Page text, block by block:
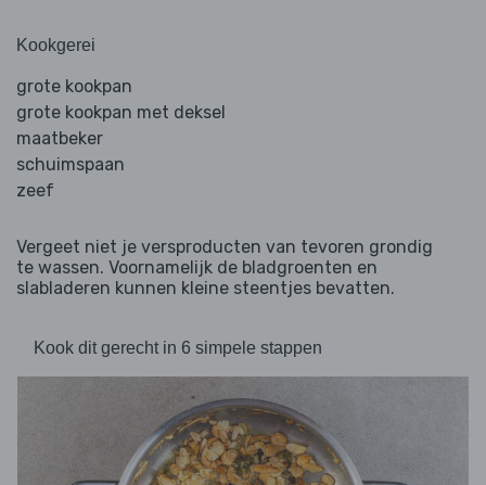
Kookgerei
grote kookpan
grote kookpan met deksel
maatbeker
schuimspaan
zeef
Vergeet niet je versproducten van tevoren grondig
te wassen. Voornamelijk de bladgroenten en
slabladeren kunnen kleine steentjes bevatten.
Kook dit gerecht in 6 simpele stappen